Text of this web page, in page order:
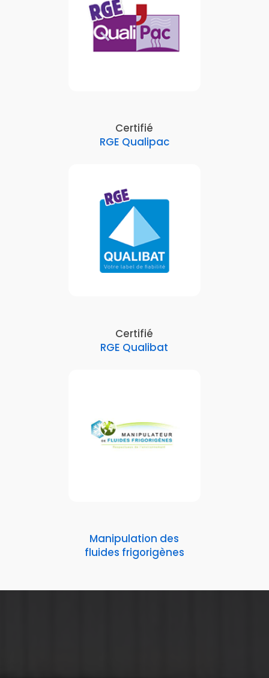
Certifié
RGE Qualipac
Certifié
RGE Qualibat
Manipulation des
fluides frigorigènes